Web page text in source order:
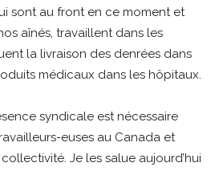
sont au front en ce moment et
aînés, travaillent dans les
la livraison des denrées dans
médicaux dans les hôpitaux.
syndicale est nécessaire
euses au Canada et
Je les salue aujourd’hui